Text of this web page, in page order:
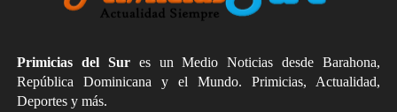
Primicias del Sures un Medio Noticias desde Barahona,
República Dominicana y el Mundo. Primicias, Actualidad,
Deportes y más.